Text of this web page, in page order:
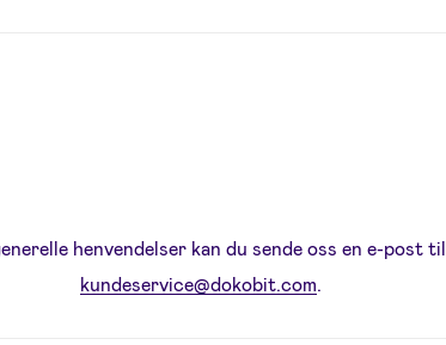
henvendelser kan du sende oss en e-post til
kundeservice@dokobit.com.